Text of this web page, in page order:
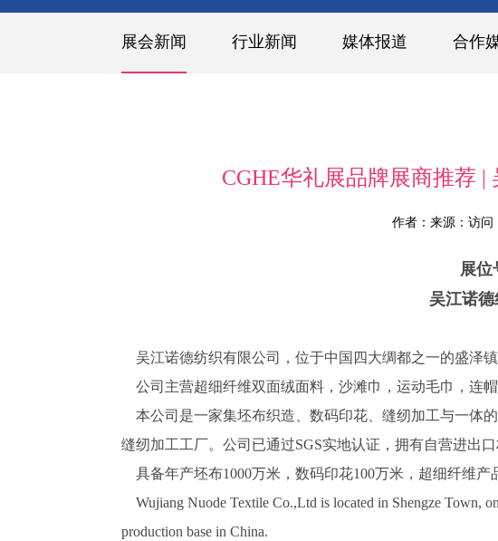
展会新闻 行业新闻 媒体报道 合作
CGHE华礼展品牌展商推荐 |
作者：来源：访问
展位
吴江诺德
吴江诺德纺织有限公司，位于中国四大绸都之一的盛泽
公司主营超细纤维双面绒面料，沙滩巾，运动毛巾，连
本公司是一家集坯布织造、数码印花、缝纫加工与一体
缝纫加工工厂。公司已通过SGS实地认证，拥有自营进出口
具备年产坯布1000万米，数码印花100万米，超细纤维产
Wujiang Nuode Textile Co.,Ltd is located in Shengze Town,
production base in China.